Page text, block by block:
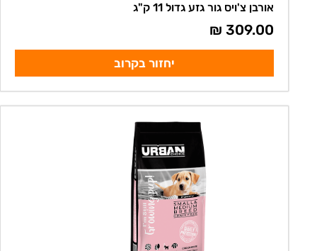
אורבן צ'ויס גור גזע גדול 11 ק"ג
309.00
₪
יחזור בקרוב